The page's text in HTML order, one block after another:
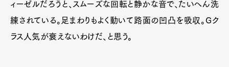
ィーゼルだろうと、スムーズな回転と静かな音で、たいへん洗
練されている。足まわりもよく動いて路面の凹凸を吸収。Gク
ラス人気が衰えないわけだ、と思う。